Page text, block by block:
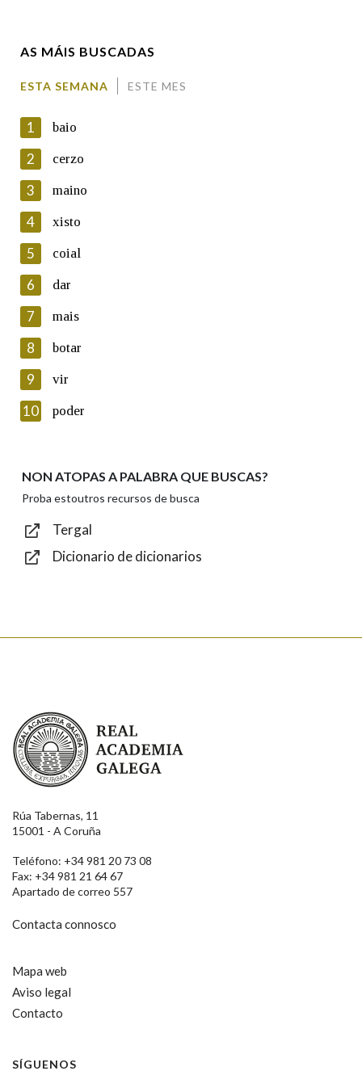
En cumprimento da normativa vixente en materia de
Protección de Datos de Carácter Persoal, a Real Academia
Galega informa a aqueles usuarios que faciliten o seu correo
electrónico, así como calquera outra información de carácter
persoal, que estes datos serán obxecto de tratamento
automatizado de carácter confidencial e incorporados aos seus
ficheiros informáticos. Así mesmo, os usuarios poderán exercer o
seu dereito de acceso, rectificación, oposición e cancelación dos
seus datos poñéndose en contacto connosco.
Lin e acepto as condicións da política de
Introduce o código que aparece na imaxe:
Texto de verificación
AS MÁIS BUSCADAS
ESTA SEMANA ESTE MES
1 baio
2 cerzo
3 maino
4 xisto
5 coial
6 dar
7 mais
8 botar
9 vir
10 poder
NON ATOPAS A PALABRA QUE BUSCAS?
Proba estoutros recursos de busca
Tergal
Dicionario de dicionarios
Real Academia Galega
Rúa Tabernas, 11
15001 - A Coruña
Teléfono: +34 981 20 73 08
Fax: +34 981 21 64 67
Apartado de correo 557
Contacta connosco
Mapa web
Aviso legal
Contacto
SÍGUENOS